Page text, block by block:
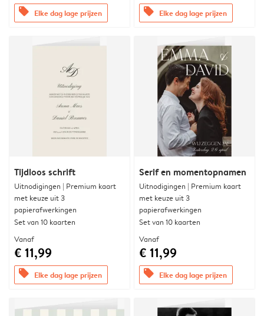
offers Elke dag lage prijzen offers Elke dag lage prijzen
Tijdloos schrift
Uitnodigingen | Premium kaart
met keuze uit 3
papierafwerkingen
Set van 10 kaarten
Vanaf
€ 11,99
offers Elke dag lage prijzen
Serif en momentopnamen
Uitnodigingen | Premium kaart
met keuze uit 3
papierafwerkingen
Set van 10 kaarten
Vanaf
€ 11,99
offers Elke dag lage prijzen